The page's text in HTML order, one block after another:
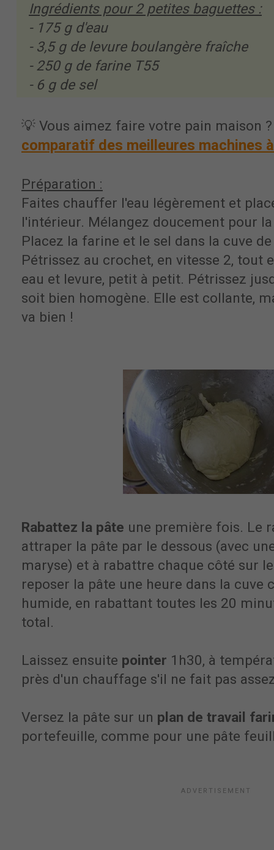
Ingrédients pour2petites baguettes :
- 175 g d'eau
- 3,5 g de levure boulangère fraîche
- 250 g de farine T55
- 6 g de sel
💡 Vous aimez faire votre pain maison
comparatif des meilleures machines
Préparation :
Faites chauffer l'eau légèrement et
l'intérieur. Mélangez doucement pour
Placez la farine et le sel dans la cuve
Pétrissez au crochet, en vitesse 2, tout
eau et levure, petit à petit. Pétrissez
soit bien homogène. Elle est collante,
va bien !
Rabattez la pâte une première fois. Le
attraper la pâte par le dessous (avec
maryse) et à rabattre chaque côté sur
reposer la pâte une heure dans la cuve
humide, en rabattant toutes les 20
total.
Laissez ensuite pointer 1h30, à
près d'un chauffage s'il ne fait pas
Versez la pâte sur un plan de travail
portefeuille, comme pour une pâte